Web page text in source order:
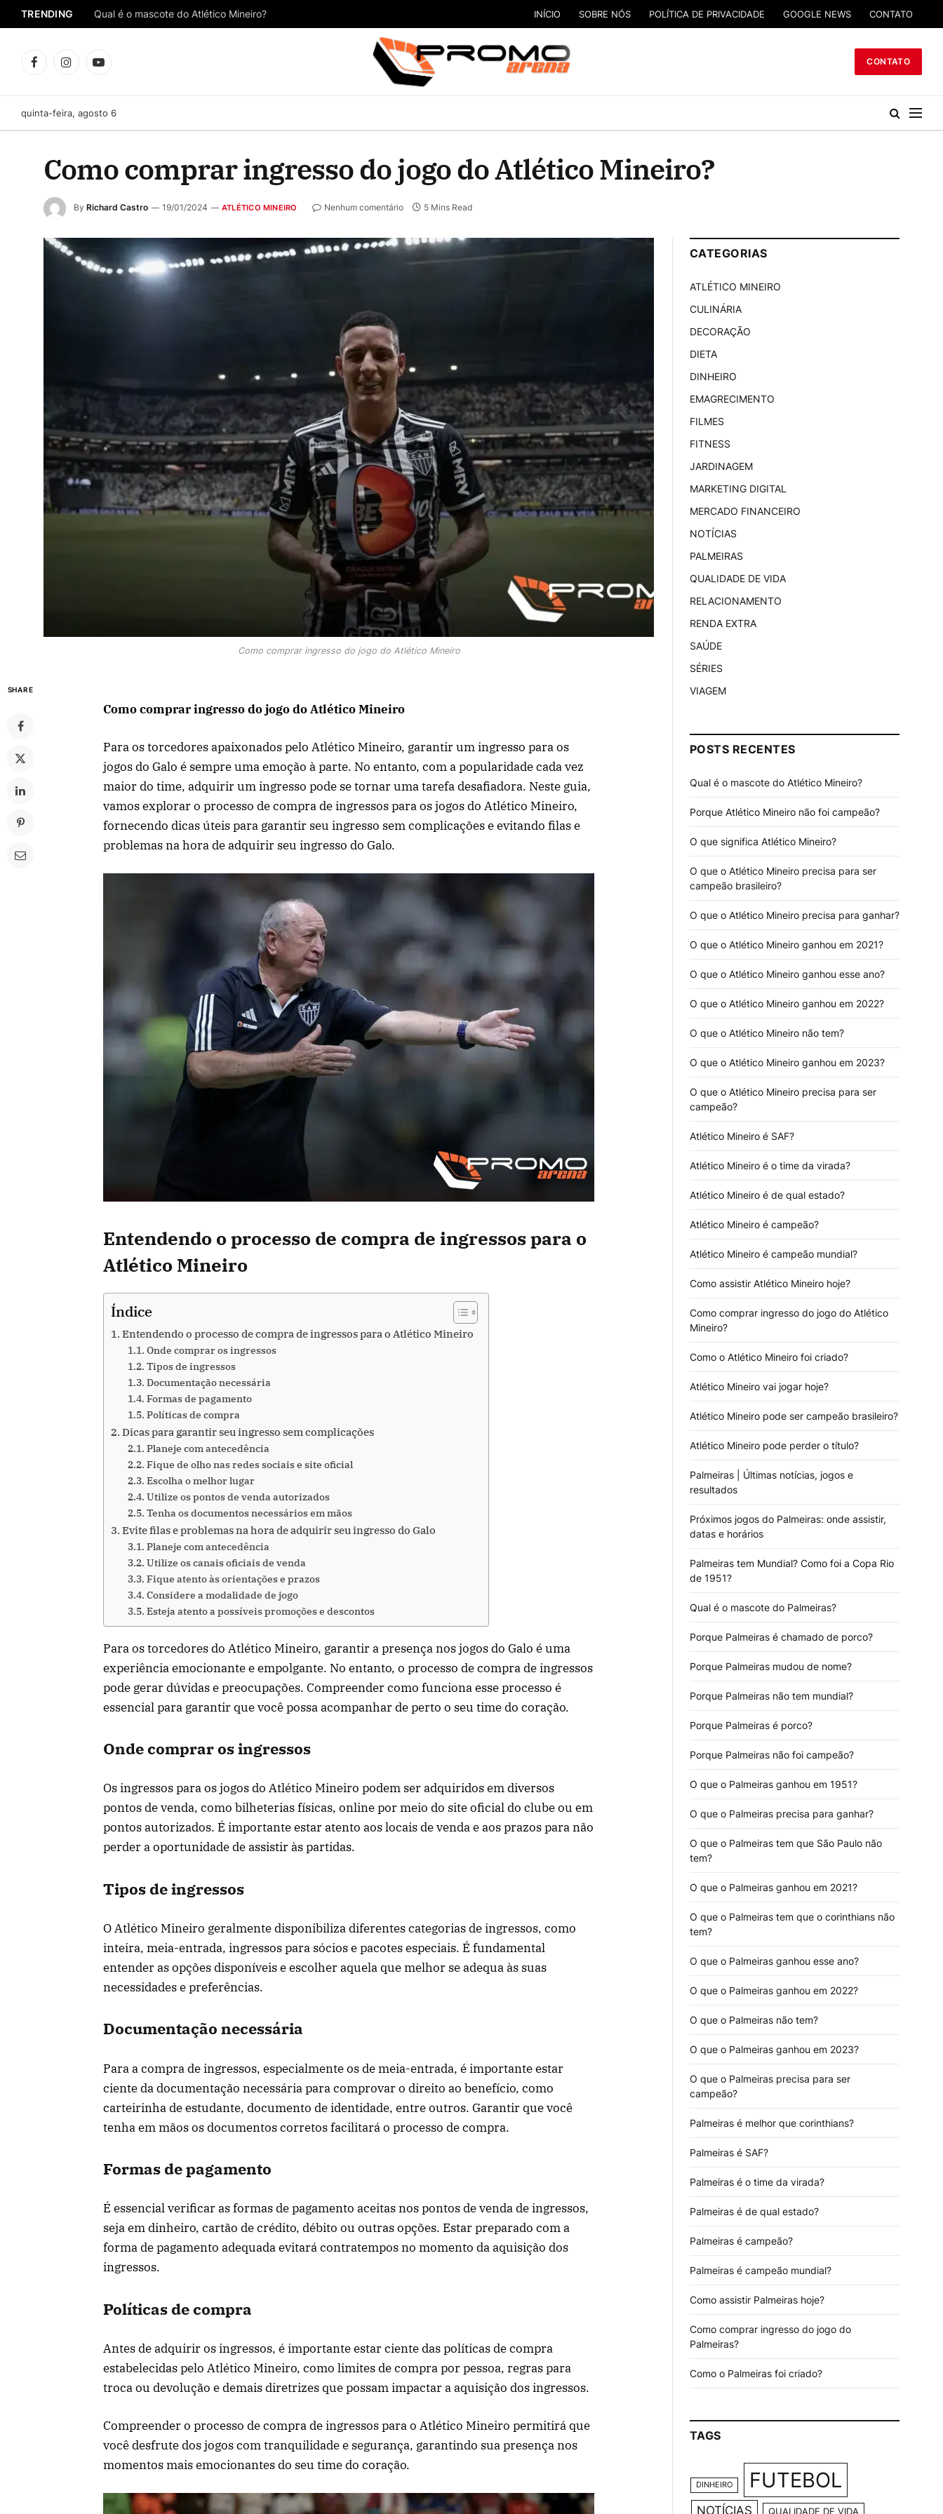
TRENDING Qual é o mascote do Atlético Mineiro? INÍCIO SOBRE NÓS POLÍTICA DE PRIVACIDADE GOOGLE NEWS CONTATO
FacebookInstagramYouTube
CONTATO
quinta-feira, agosto 6
Como comprar ingresso do jogo do Atlético Mineiro?
By Richard Castro 19/01/2024 ATLÉTICO MINEIRO Nenhum comentário 5 Mins Read
Como comprar ingresso do jogo do Atlético Mineiro
SHARE
Como comprar ingresso do jogo do Atlético Mineiro
Para os torcedores apaixonados pelo Atlético Mineiro, garantir um ingresso para os
jogos do Galo é sempre uma emoção à parte. No entanto, com a popularidade cada vez
maior do time, adquirir um ingresso pode se tornar uma tarefa desafiadora. Neste guia,
vamos explorar o processo de compra de ingressos para os jogos do Atlético Mineiro,
fornecendo dicas úteis para garantir seu ingresso sem complicações e evitando filas e
problemas na hora de adquirir seu ingresso do Galo.
Entendendo o processo de compra de ingressos para o
Atlético Mineiro
Índice
Entendendo o processo de compra de ingressos para o Atlético Mineiro
Onde comprar os ingressos
Tipos de ingressos
Documentação necessária
Formas de pagamento
Políticas de compra
Dicas para garantir seu ingresso sem complicações
Planeje com antecedência
Fique de olho nas redes sociais e site oficial
Escolha o melhor lugar
Utilize os pontos de venda autorizados
Tenha os documentos necessários em mãos
Evite filas e problemas na hora de adquirir seu ingresso do Galo
Planeje com antecedência
Utilize os canais oficiais de venda
Fique atento às orientações e prazos
Considere a modalidade de jogo
Esteja atento a possíveis promoções e descontos
Para os torcedores do Atlético Mineiro, garantir a presença nos jogos do Galo é uma
experiência emocionante e empolgante. No entanto, o processo de compra de ingressos
pode gerar dúvidas e preocupações. Compreender como funciona esse processo é
essencial para garantir que você possa acompanhar de perto o seu time do coração.
Onde comprar os ingressos
Os ingressos para os jogos do Atlético Mineiro podem ser adquiridos em diversos
pontos de venda, como bilheterias físicas, online por meio do site oficial do clube ou em
pontos autorizados. É importante estar atento aos locais de venda e aos prazos para não
perder a oportunidade de assistir às partidas.
Tipos de ingressos
O Atlético Mineiro geralmente disponibiliza diferentes categorias de ingressos, como
inteira, meia-entrada, ingressos para sócios e pacotes especiais. É fundamental
entender as opções disponíveis e escolher aquela que melhor se adequa às suas
necessidades e preferências.
Documentação necessária
Para a compra de ingressos, especialmente os de meia-entrada, é importante estar
ciente da documentação necessária para comprovar o direito ao benefício, como
carteirinha de estudante, documento de identidade, entre outros. Garantir que você
tenha em mãos os documentos corretos facilitará o processo de compra.
Formas de pagamento
É essencial verificar as formas de pagamento aceitas nos pontos de venda de ingressos,
seja em dinheiro, cartão de crédito, débito ou outras opções. Estar preparado com a
forma de pagamento adequada evitará contratempos no momento da aquisição dos
ingressos.
Políticas de compra
Antes de adquirir os ingressos, é importante estar ciente das políticas de compra
estabelecidas pelo Atlético Mineiro, como limites de compra por pessoa, regras para
troca ou devolução e demais diretrizes que possam impactar a aquisição dos ingressos.
Compreender o processo de compra de ingressos para o Atlético Mineiro permitirá que
você desfrute dos jogos com tranquilidade e segurança, garantindo sua presença nos
momentos mais emocionantes do seu time do coração.
CATEGORIAS
ATLÉTICO MINEIRO
CULINÁRIA
DECORAÇÃO
DIETA
DINHEIRO
EMAGRECIMENTO
FILMES
FITNESS
JARDINAGEM
MARKETING DIGITAL
MERCADO FINANCEIRO
NOTÍCIAS
PALMEIRAS
QUALIDADE DE VIDA
RELACIONAMENTO
RENDA EXTRA
SAÚDE
SÉRIES
VIAGEM
POSTS RECENTES
Qual é o mascote do Atlético Mineiro?
Porque Atlético Mineiro não foi campeão?
O que significa Atlético Mineiro?
O que o Atlético Mineiro precisa para ser
campeão brasileiro?
O que o Atlético Mineiro precisa para ganhar?
O que o Atlético Mineiro ganhou em 2021?
O que o Atlético Mineiro ganhou esse ano?
O que o Atlético Mineiro ganhou em 2022?
O que o Atlético Mineiro não tem?
O que o Atlético Mineiro ganhou em 2023?
O que o Atlético Mineiro precisa para ser
campeão?
Atlético Mineiro é SAF?
Atlético Mineiro é o time da virada?
Atlético Mineiro é de qual estado?
Atlético Mineiro é campeão?
Atlético Mineiro é campeão mundial?
Como assistir Atlético Mineiro hoje?
Como comprar ingresso do jogo do Atlético
Mineiro?
Como o Atlético Mineiro foi criado?
Atlético Mineiro vai jogar hoje?
Atlético Mineiro pode ser campeão brasileiro?
Atlético Mineiro pode perder o título?
Palmeiras | Últimas notícias, jogos e
resultados
Próximos jogos do Palmeiras: onde assistir,
datas e horários
Palmeiras tem Mundial? Como foi a Copa Rio
de 1951?
Qual é o mascote do Palmeiras?
Porque Palmeiras é chamado de porco?
Porque Palmeiras mudou de nome?
Porque Palmeiras não tem mundial?
Porque Palmeiras é porco?
Porque Palmeiras não foi campeão?
O que o Palmeiras ganhou em 1951?
O que o Palmeiras precisa para ganhar?
O que o Palmeiras tem que São Paulo não
tem?
O que o Palmeiras ganhou em 2021?
O que o Palmeiras tem que o corinthians não
tem?
O que o Palmeiras ganhou esse ano?
O que o Palmeiras ganhou em 2022?
O que o Palmeiras não tem?
O que o Palmeiras ganhou em 2023?
O que o Palmeiras precisa para ser
campeão?
Palmeiras é melhor que corinthians?
Palmeiras é SAF?
Palmeiras é o time da virada?
Palmeiras é de qual estado?
Palmeiras é campeão?
Palmeiras é campeão mundial?
Como assistir Palmeiras hoje?
Como comprar ingresso do jogo do
Palmeiras?
Como o Palmeiras foi criado?
TAGS
DINHEIRO FUTEBOL
NOTÍCIAS QUALIDADE DE VIDA